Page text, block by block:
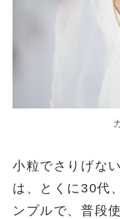
小粒でさりげな
は、とくに30代
ンプルで、普段